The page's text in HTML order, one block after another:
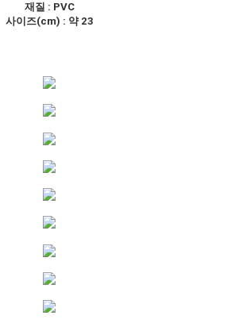
재질 : PVC
사이즈(cm) : 약 23